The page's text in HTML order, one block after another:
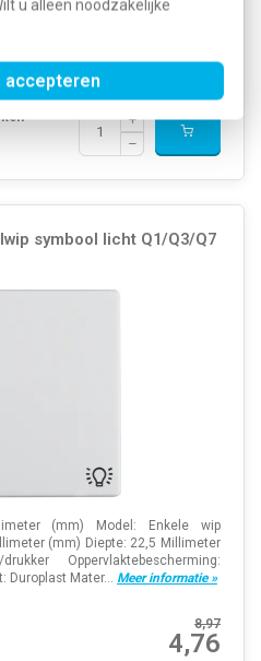
u alleen noodzakelijke
accepteren
Duroplast Mater...Meer informatie »
11,22
symbool licht Q1/Q3/Q7
(mm) Model: Enkele wip
(mm) Diepte: 22,5 Millimeter
Oppervlaktebescherming:
Duroplast Mater... Meer informatie »
8,97
4,76